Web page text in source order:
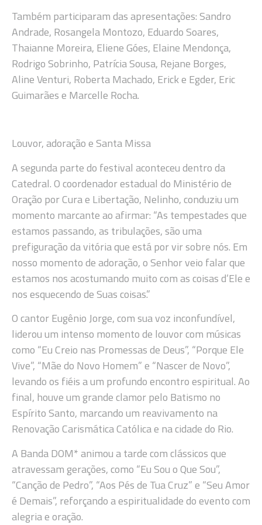
Também participaram das apresentações: Sandro
Andrade, Rosangela Montozo, Eduardo Soares,
Thaianne Moreira, Eliene Góes, Elaine Mendonça,
Rodrigo Sobrinho, Patrícia Sousa, Rejane Borges,
Aline Venturi, Roberta Machado, Erick e Egder, Eric
Guimarães e Marcelle Rocha.
Louvor, adoração e Santa Missa
A segunda parte do festival aconteceu dentro da
Catedral. O coordenador estadual do Ministério de
Oração por Cura e Libertação, Nelinho, conduziu um
momento marcante ao afirmar: “As tempestades que
estamos passando, as tribulações, são uma
prefiguração da vitória que está por vir sobre nós. Em
nosso momento de adoração, o Senhor veio falar que
estamos nos acostumando muito com as coisas d’Ele e
nos esquecendo de Suas coisas.”
O cantor Eugênio Jorge, com sua voz inconfundível,
liderou um intenso momento de louvor com músicas
como “Eu Creio nas Promessas de Deus”, “Porque Ele
Vive”, “Mãe do Novo Homem” e “Nascer de Novo”,
levando os fiéis a um profundo encontro espiritual. Ao
final, houve um grande clamor pelo Batismo no
Espírito Santo, marcando um reavivamento na
Renovação Carismática Católica e na cidade do Rio.
A Banda DOM* animou a tarde com clássicos que
atravessam gerações, como “Eu Sou o Que Sou”,
“Canção de Pedro”, “Aos Pés de Tua Cruz” e “Seu Amor
é Demais”, reforçando a espiritualidade do evento com
alegria e oração.